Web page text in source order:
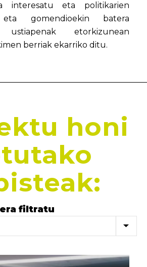
interesatu eta politikarien
eta gomendioekin batera
ustiapenak etorkizunean
berriak ekarriko ditu.
honi
filtratu